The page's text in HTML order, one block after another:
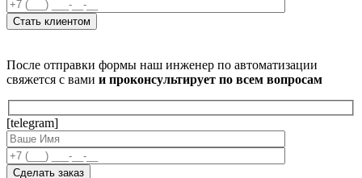
После отправки формы наш инженер по автоматизации
свяжется с вами и проконсультирует по всем вопросам
[telegram]